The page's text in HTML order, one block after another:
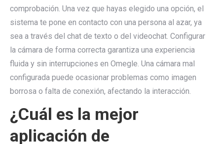
comprobación. Una vez que hayas elegido una opción, el
sistema te pone en contacto con una persona al azar, ya
sea a través del chat de texto o del videochat. Configurar
la cámara de forma correcta garantiza una experiencia
fluida y sin interrupciones en Omegle. Una cámara mal
configurada puede ocasionar problemas como imagen
borrosa o falta de conexión, afectando la interacción.
¿Cuál es la mejor
aplicación de